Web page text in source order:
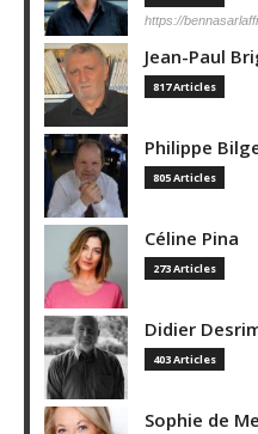
https://
Jean-Paul
817 Articles
Philippe
805 Articles
Céline Pina
273 Articles
Didier
403 Articles
Sophie de